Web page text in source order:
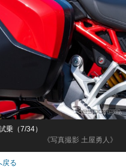
《写真撮影 土屋勇人》
乗（7/34）
戻る